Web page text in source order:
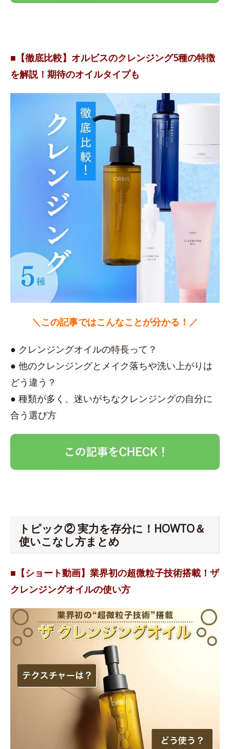
■【徹底比較】オルビスのクレンジング5種の特徴
を解説！期待のオイルタイプも
＼この記事ではこんなことが分かる！／
● クレンジングオイルの特長って？
● 他のクレンジングとメイク落ちや洗い上がりは
どう違う？
● 種類が多く、迷いがちなクレンジングの自分に
合う選び方
トピック② 実力を存分に！HOWTO＆
使いこなし方まとめ
■【ショート動画】業界初の超微粒子技術搭載！ザ
クレンジングオイルの使い方